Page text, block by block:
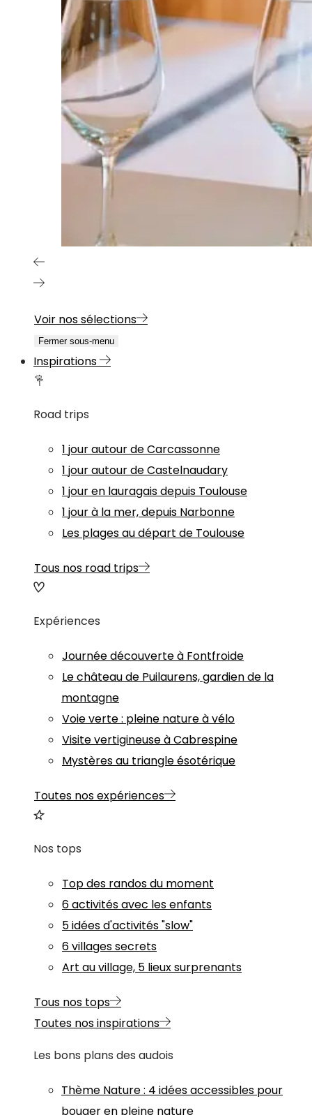
Voir nos sélections
Fermer sous-menu
Inspirations
Road trips
1 jour autour de Carcassonne
1 jour autour de Castelnaudary
1 jour en lauragais depuis Toulouse
1 jour à la mer, depuis Narbonne
Les plages au départ de Toulouse
Tous nos road trips
Expériences
Journée découverte à Fontfroide
Le château de Puilaurens, gardien de la
montagne
Voie verte : pleine nature à vélo
Visite vertigineuse à Cabrespine
Mystères au triangle ésotérique
Toutes nos expériences
Nos tops
Top des randos du moment
6 activités avec les enfants
5 idées d'activités "slow"
6 villages secrets
Art au village, 5 lieux surprenants
Tous nos tops
Toutes nos inspirations
Les bons plans des audois
Thème Nature: 4 idées accessibles pour
bouger en pleine nature